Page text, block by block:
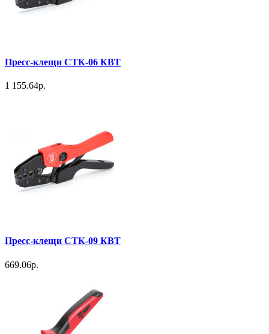
Пресс-клещи СТК-06 КВТ
1 155.64р.
Пресс-клещи СТК-09 КВТ
669.06р.